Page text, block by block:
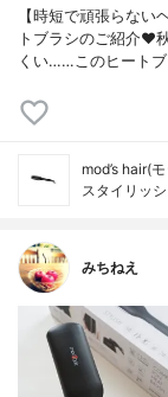
【時短で頑張らない
トブラシのご紹介♥︎
くい……このヒート
mod’s hair(
スタイリッ
みちねえ